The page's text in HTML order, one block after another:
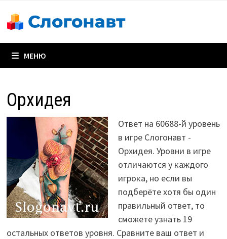
содержимому
МЕНЮ
Орхидея
Ответ на 60688-й уровень
в игре Слогонавт -
Орхидея. Уровни в игре
отличаются у каждого
игрока, но если вы
подберёте хотя бы один
правильный ответ, то
сможете узнать 19
остальных ответов уровня. Сравните ваш ответ и